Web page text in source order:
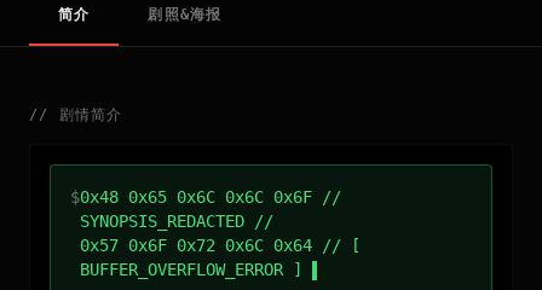
简介 剧照&海报
// 剧情简介
$0x48 0x65 0x6C 0x6C 0x6F //
SYNOPSIS_REDACTED //
0x57 0x6F 0x72 0x6C 0x64 // [
BUFFER_OVERFLOW_ERROR ]